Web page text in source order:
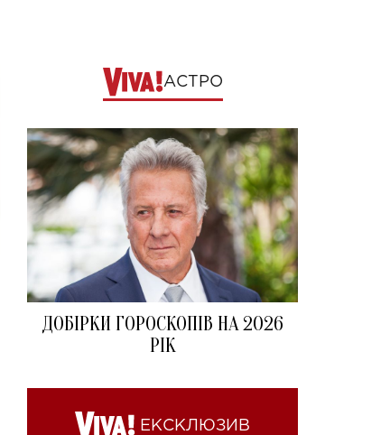
АСТРО
ДОБІРКИ ГОРОСКОПІВ НА 2026
РІК
ЕКСКЛЮЗИВ